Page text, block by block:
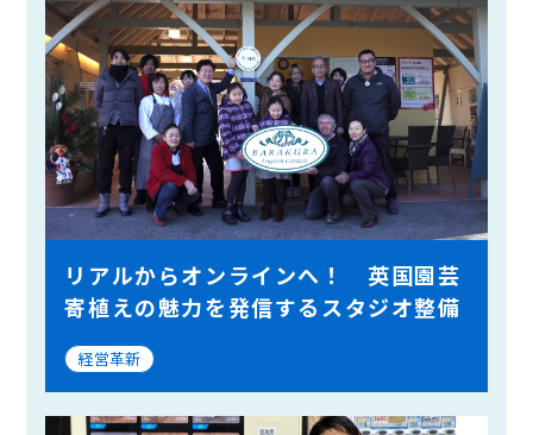
リアルからオンラインへ！ 英国園芸
寄植えの魅力を発信するスタジオ整備
経営革新